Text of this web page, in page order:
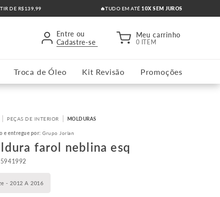
DE R$139,99 🔥TUDO EM ATÉ10X SEM JUROS
Entre ou
Cadastre-se
Meu carrinho
0 ITEM
Troca de Óleo Kit Revisão Promoções
PEÇAS DE INTERIOR MOLDURAS
e entregue por:Grupo Jorlan
farol neblina esq
- 2012 A 2016